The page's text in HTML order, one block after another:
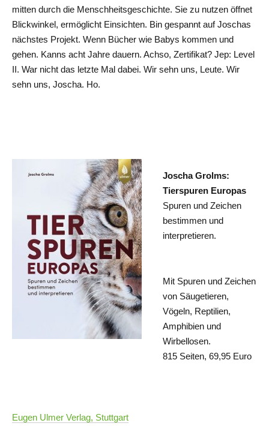
mitten durch die Menschheitsgeschichte. Sie zu nutzen öffnet
Blickwinkel, ermöglicht Einsichten. Bin gespannt auf Joschas
nächstes Projekt. Wenn Bücher wie Babys kommen und
gehen. Kanns acht Jahre dauern. Achso, Zertifikat? Jep: Level
II. War nicht das letzte Mal dabei. Wir sehn uns, Leute. Wir
sehn uns, Joscha. Ho.
Joscha Grolms:
Tierspuren Europas
Spuren und Zeichen
bestimmen und
interpretieren.
Mit Spuren und Zeichen
von Säugetieren,
Vögeln, Reptilien,
Amphibien und
Wirbellosen.
815 Seiten, 69,95 Euro
Eugen Ulmer Verlag, Stuttgart